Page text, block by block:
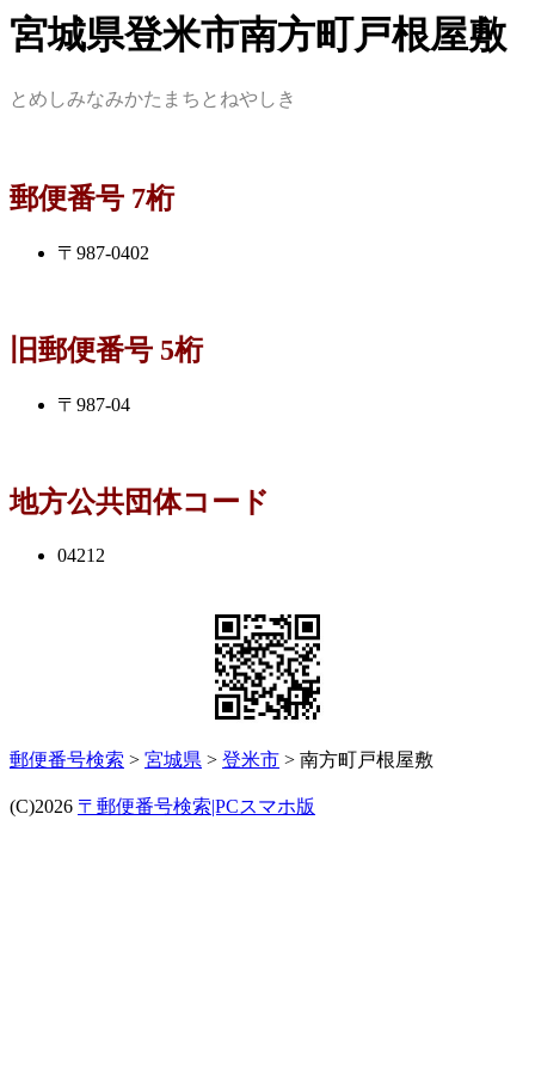
宮城県登米市南方町戸根屋敷
とめしみなみかたまちとねやしき
郵便番号 7桁
〒987-0402
旧郵便番号 5桁
〒987-04
地方公共団体コード
04212
郵便番号検索 > 宮城県 > 登米市 > 南方町戸根屋敷
(C)2026 〒郵便番号検索|PCスマホ版